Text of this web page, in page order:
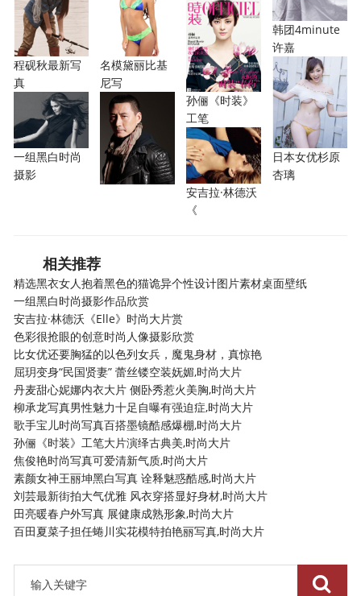
程砚秋最新写
真
一组黑白时尚
摄影
名模黛丽比基
尼写
孙俪《时装》
工笔
安吉拉·林德沃
《
韩团4minute
许嘉
日本女优杉原
杏璃
相关推荐
精选黑衣女人抱着黑色的猫诡异个性设计图片素材桌面壁纸
一组黑白时尚摄影作品欣赏
安吉拉·林德沃《Elle》时尚大片赏
色彩很抢眼的创意时尚人像摄影欣赏
比女优还要胸猛的以色列女兵，魔鬼身材，真惊艳
屈玥变身“民国贤妻” 蕾丝镂空装妩媚,时尚大片
丹麦甜心妮娜内衣大片 侧卧秀惹火美胸,时尚大片
柳承龙写真男性魅力十足自曝有强迫症,时尚大片
歌手宝儿时尚写真百搭墨镜酷感爆棚,时尚大片
孙俪《时装》工笔大片演绎古典美,时尚大片
焦俊艳时尚写真可爱清新气质,时尚大片
素颜女神王丽坤黑白写真 诠释魅惑酷感,时尚大片
刘芸最新街拍大气优雅 风衣穿搭显好身材,时尚大片
田亮暖春户外写真 展健康成熟形象,时尚大片
百田夏菜子担任蜷川实花模特拍艳丽写真,时尚大片